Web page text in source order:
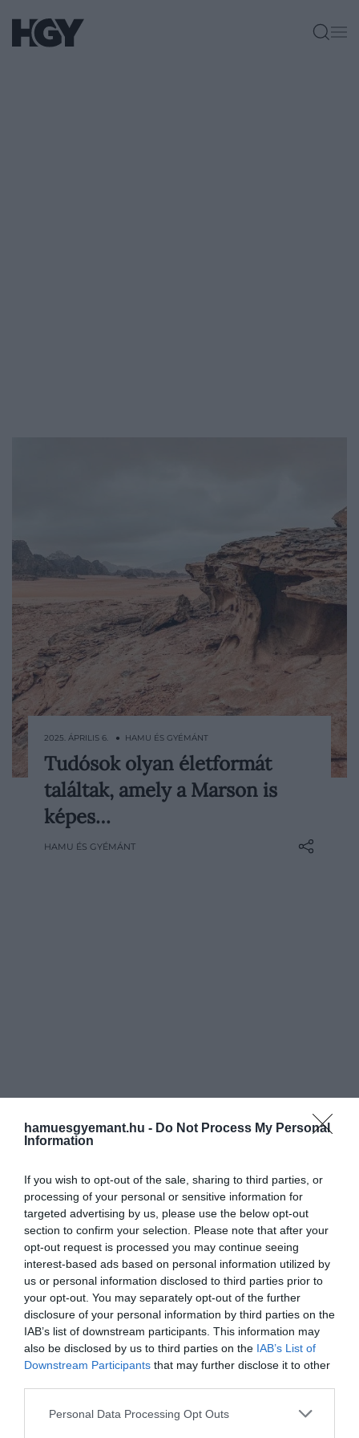
hamuesgyemant.hu - Do Not Process My Personal
Information
If you wish to opt-out of the sale, sharing to third parties, or
processing of your personal or sensitive information for
targeted advertising by us, please use the below opt-out
section to confirm your selection. Please note that after your
opt-out request is processed you may continue seeing
interest-based ads based on personal information utilized by
us or personal information disclosed to third parties prior to
your opt-out. You may separately opt-out of the further
disclosure of your personal information by third parties on the
IAB’s list of downstream participants. This information may
also be disclosed by us to third parties on the IAB’s List of
Downstream Participants that may further disclose it to other
Please note that this website/app uses one or more Google
Personal Data Processing Opt Outs
Létezik egy életforma, ami akár a Mars
felszínén uralkodó zord körülményeket is
képes lenne túlélni. A szakértők szerint
mindez óriási előrelépést jelenthet a
bolygó jövőbeli kolonizálásában.
2025. ÁPRILIS 6. ● HAMU ÉS GYÉMÁNT
Tudósok olyan életformát
találtak, amely a Marson is
képes…
HAMU ÉS GYÉMÁNT